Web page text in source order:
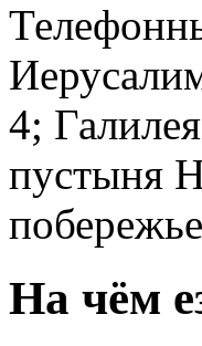
4;
пустыня
На чём